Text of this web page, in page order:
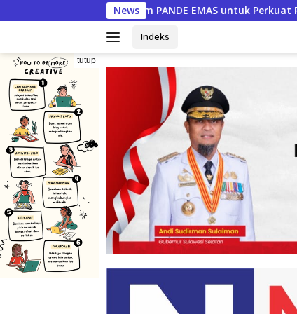
ke
News
EMAS untuk Perkuat Pemberdayaan Masyarakat
Indeks
tutup